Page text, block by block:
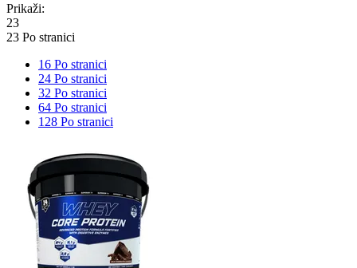
Prikaži:
23
23 Po stranici
16 Po stranici
24 Po stranici
32 Po stranici
64 Po stranici
128 Po stranici